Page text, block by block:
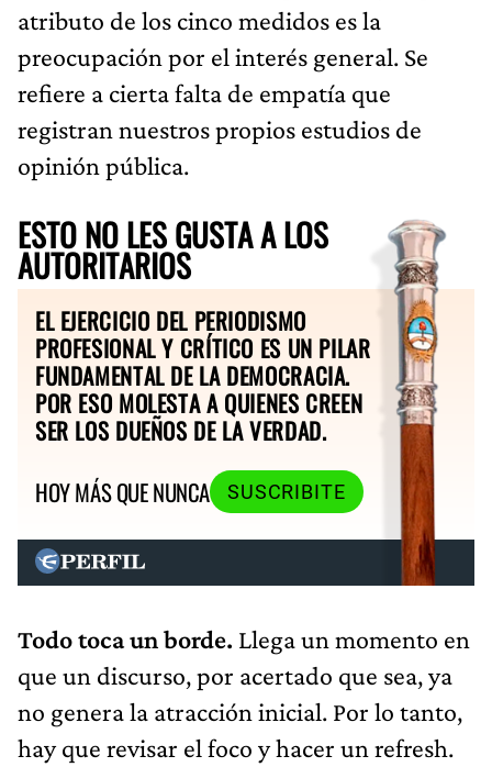
atributo de los cinco medidos es la
preocupación por el interés general. Se
refiere a cierta falta de empatía que
registran nuestros propios estudios de
opinión pública.
ESTO NO LES GUSTA A LOS
AUTORITARIOS
EL EJERCICIO DEL PERIODISMO
PROFESIONAL Y CRÍTICO ES UN PILAR
FUNDAMENTAL DE LA DEMOCRACIA.
POR ESO MOLESTA A QUIENES CREEN
SER LOS DUEÑOS DE LA VERDAD.
HOY MÁS QUE NUNCA
SUSCRIBITE
Todo toca un borde. Llega un momento en
que un discurso, por acertado que sea, ya
no genera la atracción inicial. Por lo tanto,
hay que revisar el foco y hacer un refresh.